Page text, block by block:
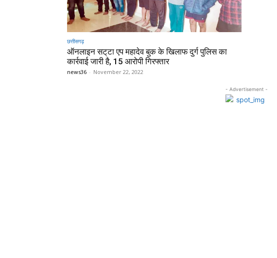
छत्तीसगढ़
ऑनलाइन सट्‌टा एप महादेव बुक के खिलाफ दुर्ग पुलिस का
कार्रवाई जारी है, 15 आरोपी गिरफ्तार
news36 - November 22, 2022
- Advertisement -